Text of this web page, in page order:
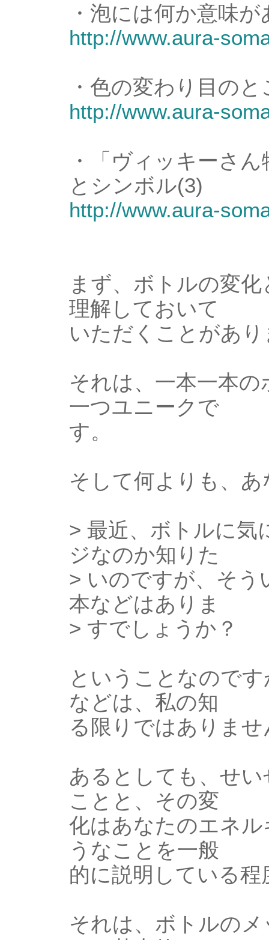
・泡には何か意味
http://www.aura-
・色の変わり目の
http://www.aura-
・「ヴィッキーさ
とシンボル(3)
http://www.aura-
まず、ボトルの変
理解しておいて
いただくことがあ
それは、一本一本
一つユニークで
す。
そして何よりも、
> 最近、ボトルに気
ジなのか知りた
> いのですが、そう
本などはありま
> すでしょうか？
ということなので
などは、私の知
る限りではありませ
あるとしても、せ
ことと、その変
化はあなたのエネ
うなことを一般
的に説明している
それは、ボトルの